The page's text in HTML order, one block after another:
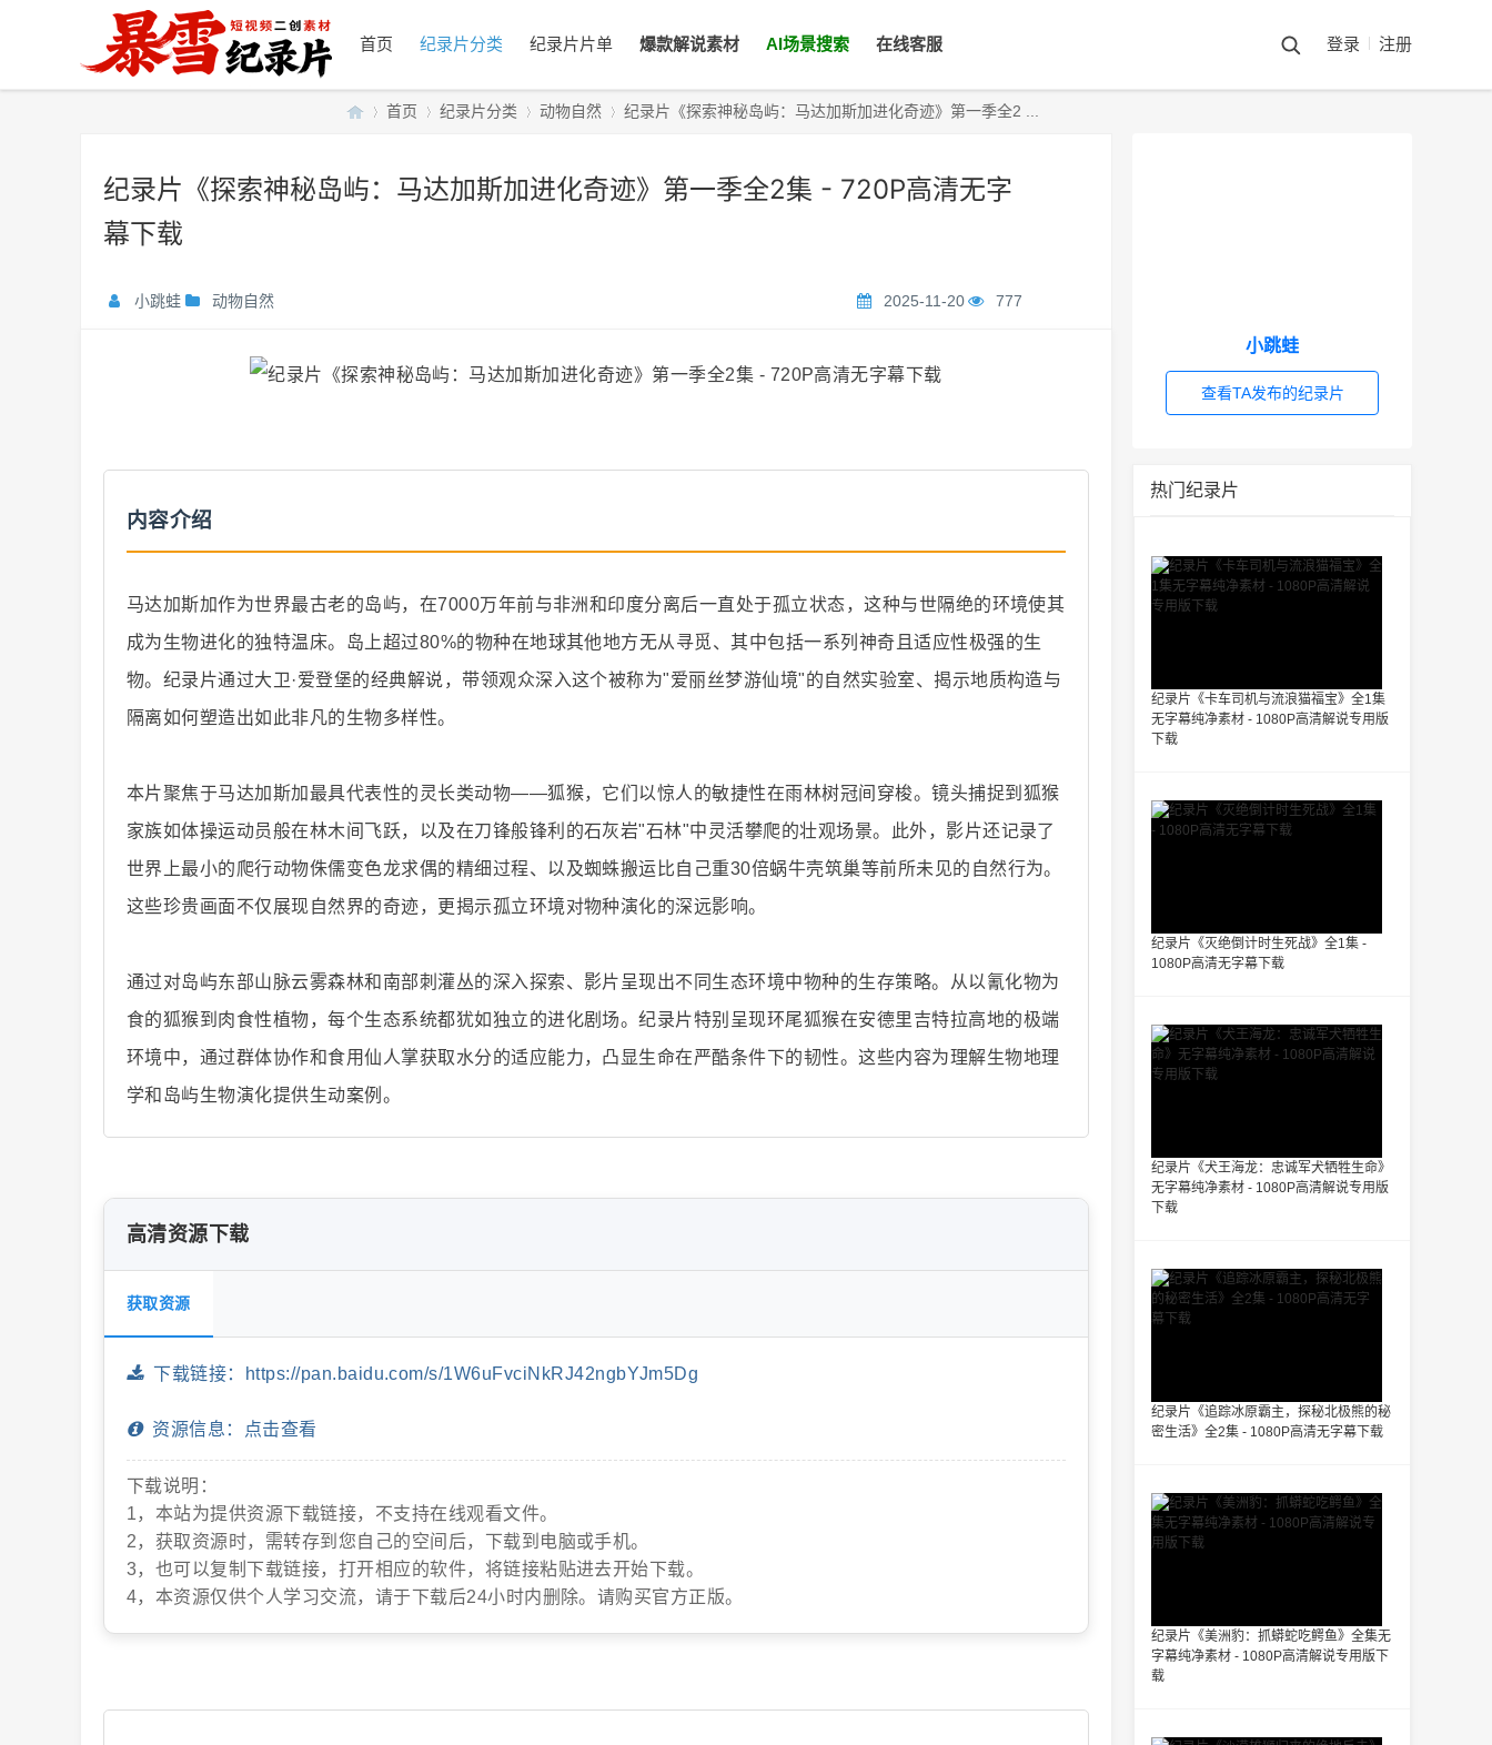
首页 纪录片分类 纪录片片单 爆款解说素材 AI场景搜索 在线客服 登录 注册
暴
纪
录
片
抖
»
首页
›
纪录片分类
›
动物自然
›
纪录片《探索神秘岛屿：马达加斯加进化奇迹》第一季全2 ...
纪录片《探索神秘岛屿：马达加斯加进化奇迹》第一季全2集 - 720P高清无字
幕下载
小跳蛙 动物自然 2025-11-20 777
内容介绍
马达加斯加作为世界最古老的岛屿，在7000万年前与非洲和印度分离后一直处于孤立状态，这种与世隔绝的环境使其
成为生物进化的独特温床。岛上超过80%的物种在地球其他地方无从寻觅、其中包括一系列神奇且适应性极强的生
物。纪录片通过大卫·爱登堡的经典解说，带领观众深入这个被称为"爱丽丝梦游仙境"的自然实验室、揭示地质构造与
隔离如何塑造出如此非凡的生物多样性。
本片聚焦于马达加斯加最具代表性的灵长类动物——狐猴，它们以惊人的敏捷性在雨林树冠间穿梭。镜头捕捉到狐猴
家族如体操运动员般在林木间飞跃，以及在刀锋般锋利的石灰岩"石林"中灵活攀爬的壮观场景。此外，影片还记录了
世界上最小的爬行动物侏儒变色龙求偶的精细过程、以及蜘蛛搬运比自己重30倍蜗牛壳筑巢等前所未见的自然行为。
这些珍贵画面不仅展现自然界的奇迹，更揭示孤立环境对物种演化的深远影响。
通过对岛屿东部山脉云雾森林和南部刺灌丛的深入探索、影片呈现出不同生态环境中物种的生存策略。从以氰化物为
食的狐猴到肉食性植物，每个生态系统都犹如独立的进化剧场。纪录片特别呈现环尾狐猴在安德里吉特拉高地的极端
环境中，通过群体协作和食用仙人掌获取水分的适应能力，凸显生命在严酷条件下的韧性。这些内容为理解生物地理
学和岛屿生物演化提供生动案例。
高清资源下载
获取资源
下载链接：https://pan.baidu.com/s/1W6uFvciNkRJ42ngbYJm5Dg
资源信息：点击查看
下载说明：
1，本站为提供资源下载链接，不支持在线观看文件。
2，获取资源时，需转存到您自己的空间后，下载到电脑或手机。
3，也可以复制下载链接，打开相应的软件，将链接粘贴进去开始下载。
4，本资源仅供个人学习交流，请于下载后24小时内删除。请购买官方正版。
小跳蛙
查看TA发布的纪录片
热门纪录片
纪录片《卡车司机与流浪猫福宝》全1集
无字幕纯净素材 - 1080P高清解说专用版
下载
纪录片《灭绝倒计时生死战》全1集 -
1080P高清无字幕下载
纪录片《犬王海龙：忠诚军犬牺牲生命》
无字幕纯净素材 - 1080P高清解说专用版
下载
纪录片《追踪冰原霸主，探秘北极熊的秘
密生活》全2集 - 1080P高清无字幕下载
纪录片《美洲豹：抓蟒蛇吃鳄鱼》全集无
字幕纯净素材 - 1080P高清解说专用版下
载